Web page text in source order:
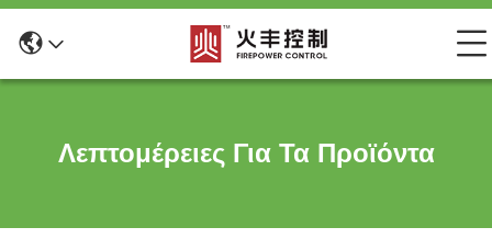
Λεπτομέρειες Για Τα Προϊόντα